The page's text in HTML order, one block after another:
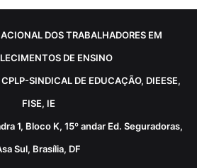
DOS TRABALHADORES EM
DE ENSINO
SINDICAL DE EDUCAÇÃO, DIEESE,
FISE, IE
1, Bloco K, 15º andar Ed. Seguradoras,
Sul, Brasília, DF